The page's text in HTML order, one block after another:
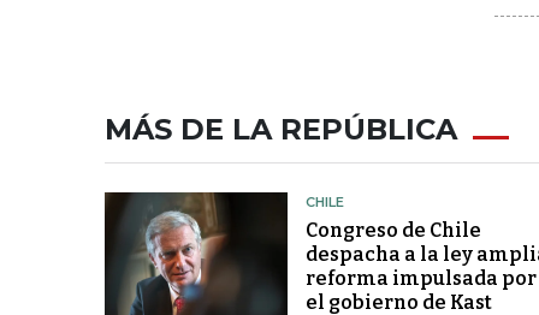
MÁS DE LA REPÚBLICA
CHILE
Congreso de Chile
despacha a la ley
reforma impulsada por
el gobierno de Kast